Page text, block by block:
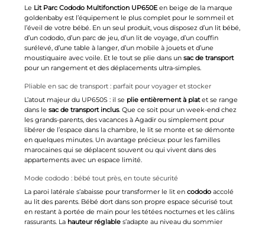
Le Lit Parc Cododo Multifonction UP650Een beige de la marque
goldenbaby est l’équipement le plus complet pour le sommeil et
l’éveil de votre bébé. En un seul produit, vous disposez d’un lit bébé
d’un cododo, d’un parc de jeu, d’un lit de voyage, d’un couffin
surélevé, d’une table à langer, d’un mobile à jouets et d’une
moustiquaire avec voile. Et le tout se plie dans un sac de transport
pour un rangement et des déplacements ultra-simples.
Pliable en sac de transport : parfait pour voyager et stocker
L’atout majeur du UP650S : il se plie entièrement à platet se range
dans le sac de transport inclus. Que ce soit pour un week-end chez
les grands-parents, des vacances à Agadir ou simplement pour
libérer de l’espace dans la chambre, le lit se monte et se démonte
en quelques minutes. Un avantage précieux pour les familles
marocaines qui se déplacent souvent ou qui vivent dans des
appartements avec un espace limité.
Mode cododo : bébé tout près, en toute sécurité
La paroi latérale s’abaisse pour transformer le lit en cododoaccolé
au lit des parents. Bébé dort dans son propre espace sécurisé tout
en restant à portée de main pour les tétées nocturnes et les câlins
rassurants. La hauteur réglables’adapte au niveau du sommier